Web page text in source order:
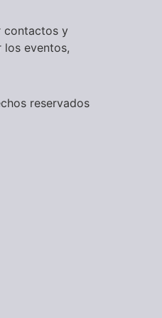
contactos y
los eventos,
reservados